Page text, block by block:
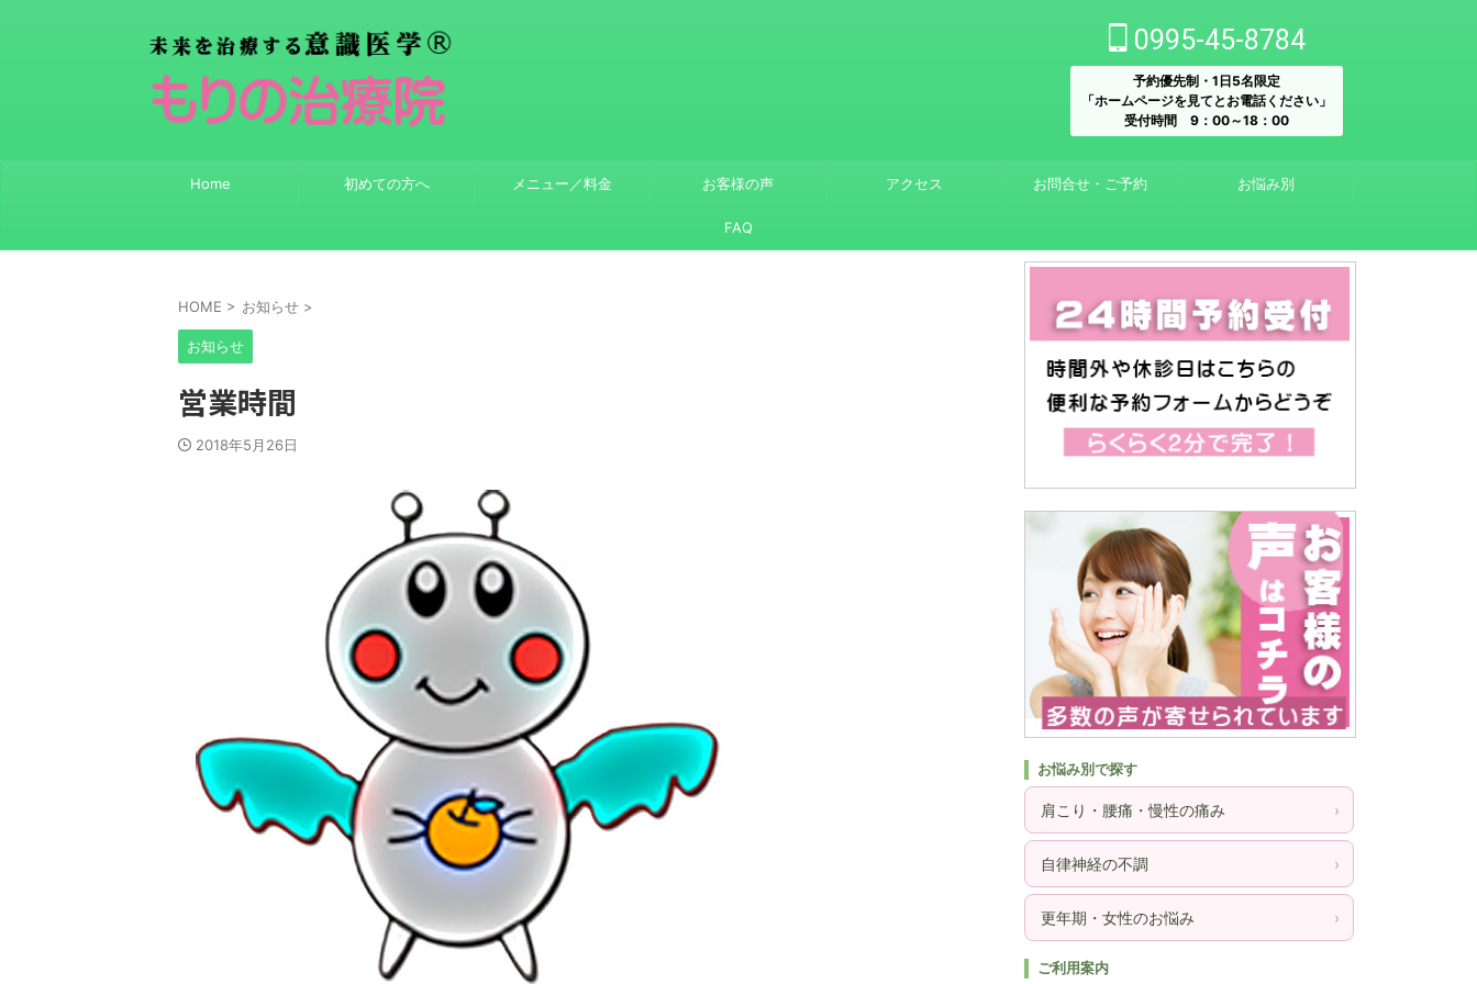
0995-45-8784
予約優先制・1日5名限定
「ホームページを見てとお電話ください」
受付時間 9：00～18：00
Home 初めての方へ メニュー／料金 お客様の声 アクセス お問合せ・ご予約 お悩み別
FAQ
HOME > お知らせ >
お知らせ
営業時間
2018年5月26日
お悩み別で探す
肩こり・腰痛・慢性の痛み ›
自律神経の不調 ›
更年期・女性のお悩み ›
ご利用案内